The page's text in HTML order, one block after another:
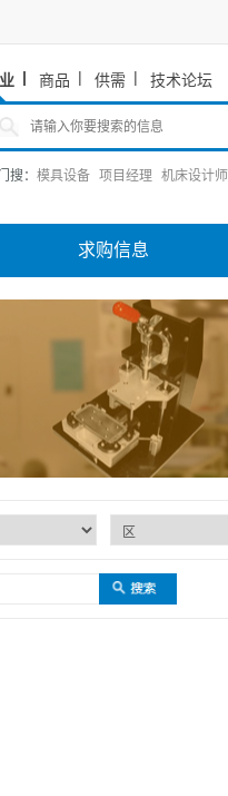
商品 供需 技术论坛
搜： 模具设备 项目经理 机床设计师
求购信息